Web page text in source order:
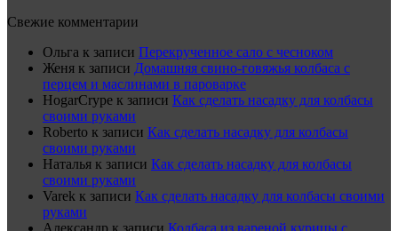
Свежие комментарии
Ольга к записи Перекрученное сало с чесноком
Женя к записи Домашняя свино-говяжья колбаса с
перцем и маслинами в пароварке
HogarCrype к записи Как сделать насадку для колбасы
своими руками
Roberto к записи Как сделать насадку для колбасы
своими руками
Наталья к записи Как сделать насадку для колбасы
своими руками
Varek к записи Как сделать насадку для колбасы своими
руками
Александр к записи Колбаса из вареной курицы с